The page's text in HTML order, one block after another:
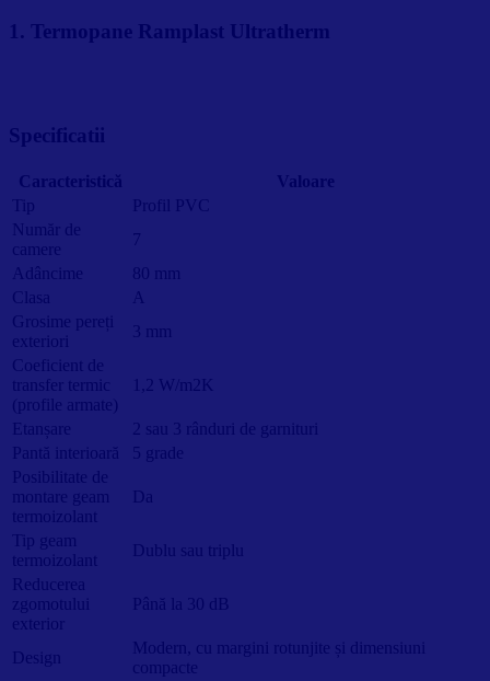
1. Termopane Ramplast Ultratherm
Specificatii
Caracteristică
Valoare
Tip
Profil PVC
Număr de
camere
7
Adâncime
80 mm
Clasa
A
Grosime pereți
exteriori
3 mm
Coeficient de
transfer termic
(profile armate)
1,2 W/m2K
Etanșare
2 sau 3 rânduri de garnituri
Pantă interioară
5 grade
Posibilitate de
montare geam
termoizolant
Da
Tip geam
termoizolant
Dublu sau triplu
Reducerea
zgomotului
exterior
Până la 30 dB
Design
Modern, cu margini rotunjite și dimensiuni
compacte